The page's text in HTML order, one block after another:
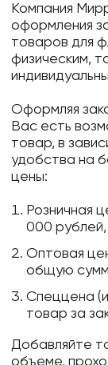
Компания
оформления
товаров для
физическим,
Оформляя
Вас есть
товар, в
удобства на
цены:
Розничная
000 рублей,
Оптовая
общую
Спеццена
товар за
Добавляйте
объеме,